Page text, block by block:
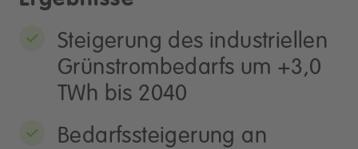
Steigerung des industriellen
Grünstrombedarfs um +3,0
TWh bis 2040
Bedarfssteigerung an